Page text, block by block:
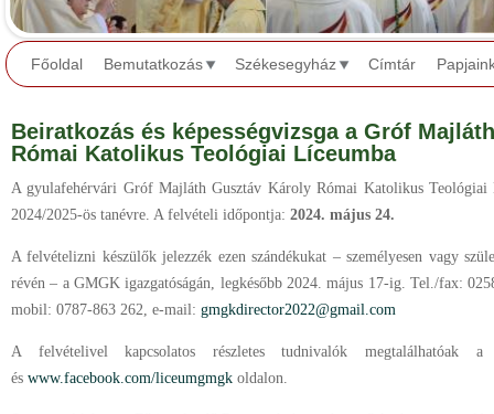
Főoldal Bemutatkozás Székesegyház Címtár
Beiratkozás és képességvizsga a Gróf
Római Katolikus Teológiai Líceumba
A gyulafehérvári Gróf Majláth Gusztáv Károly Római Katolikus
2024/2025-ös tanévre. A felvételi időpontja: 2024. május 24.
A felvételizni készülők jelezzék ezen szándékukat – személyesen vagy
révén – a GMGK igazgatóságán, legkésőbb 2024. május 17-ig. Tel./fax:
mobil: 0787-863 262, e-mail: gmgkdirector2022@gmail.com
A felvételivel kapcsolatos részletes tudnivalók megtalálhatóak
és www.facebook.com/liceumgmgk oldalon.